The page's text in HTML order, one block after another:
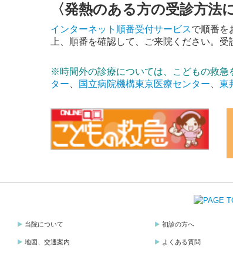
〈発熱のある方の受診方法
インターネット順番受付サービスで順番を
上、順番を確認して、ご来院ください。受
※時間外の診療については、こどもの救急
ター
国立病院機構東京医療センター 東
当院について 初診の方へ
地図、交通案内 よくある質問